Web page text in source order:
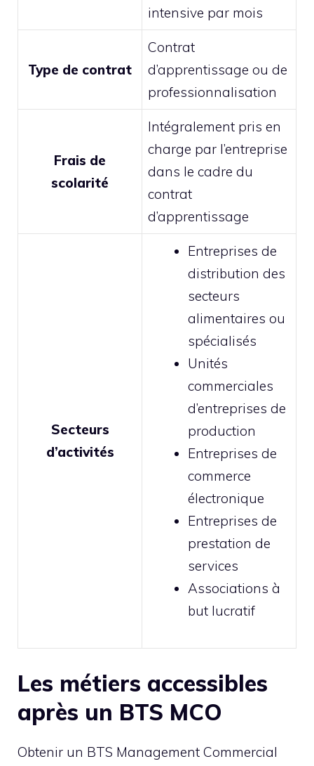
intensive par mois
Type de contrat
Contrat
d’apprentissage ou de
professionnalisation
Frais de
scolarité
Intégralement pris en
charge par l’entreprise
dans le cadre du
contrat
d’apprentissage
Secteurs
d’activités
Entreprises de
distribution des
secteurs
alimentaires ou
spécialisés
Unités
commerciales
d’entreprises de
production
Entreprises de
commerce
électronique
Entreprises de
prestation de
services
Associations à
but lucratif
Les métiers accessibles
après un BTS MCO
Obtenir un BTS Management Commercial